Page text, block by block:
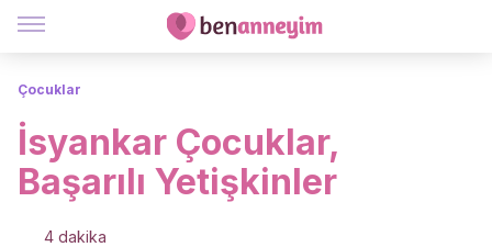
Çocuklar
İsyankar Çocuklar,
Başarılı Yetişkinler
4 dakika